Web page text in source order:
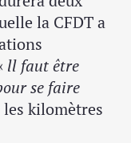
la CFDT a
ll faut être
se faire
kilomètres